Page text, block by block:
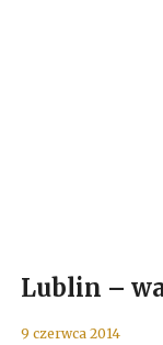
Lublin –
9 czerwca 2014